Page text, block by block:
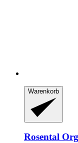
Warenkorb
Rosental